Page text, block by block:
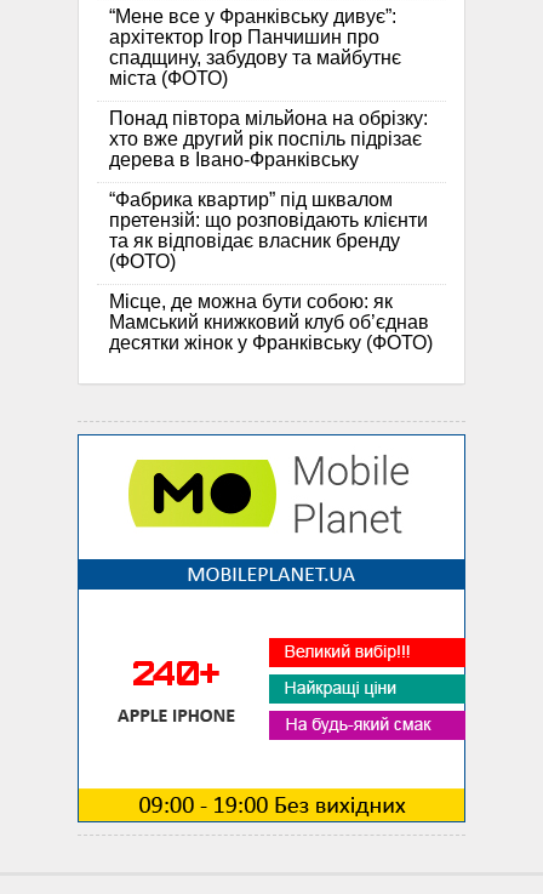
“Мене все у Франківську дивує”:
архітектор Ігор Панчишин про
спадщину, забудову та майбутнє
міста (ФОТО)
Понад півтора мільйона на обрізку:
хто вже другий рік поспіль підрізає
дерева в Івано-Франківську
“Фабрика квартир” під шквалом
претензій: що розповідають клієнти
та як відповідає власник бренду
(ФОТО)
Місце, де можна бути собою: як
Мамський книжковий клуб об’єднав
десятки жінок у Франківську (ФОТО)